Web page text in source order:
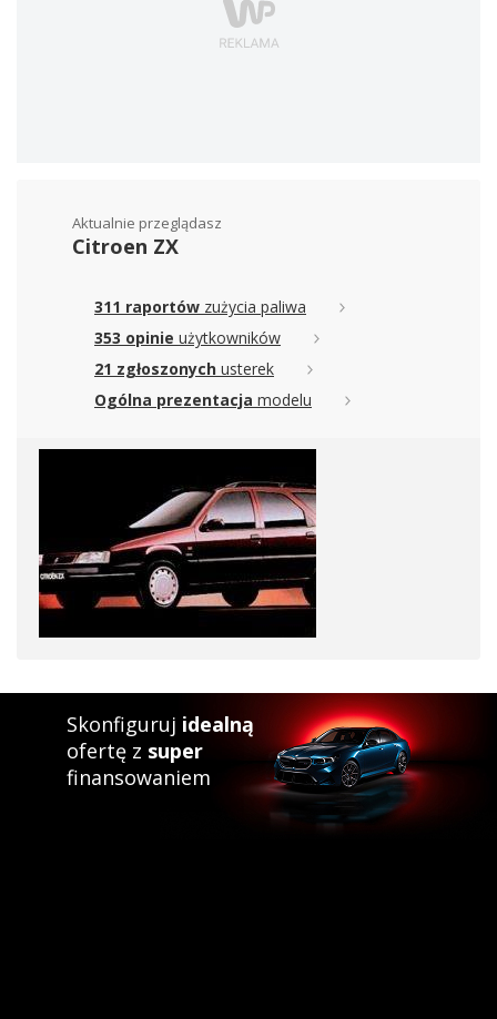
Aktualnie przeglądasz
Citroen ZX
311 raportów zużycia paliwa
353 opinie użytkowników
21 zgłoszonych usterek
Ogólna prezentacja modelu
Skonfiguruj idealną
ofertę z super
finansowaniem